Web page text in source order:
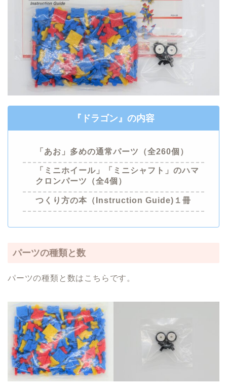
『 ドラゴン 』 の内容
「あお」多めの通常パーツ （全260個）
「ミニホイール」「ミニシャフト」のハマ
クロンパーツ（全4個）
つくり方の本（Instruction Guide)１冊
パーツの種類と数
パーツの種類と数はこちらです。